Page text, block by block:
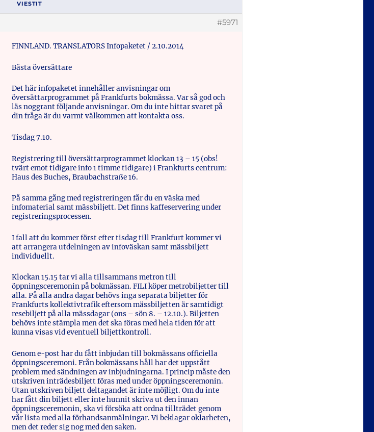
VIESTIT
#5971
FINNLAND. TRANSLATORS Infopaketet / 2.10.2014
Bästa översättare
Det här infopaketet innehåller anvisningar om
översättarprogrammet på Frankfurts bokmässa. Var så god och
läs noggrant följande anvisningar. Om du inte hittar svaret på
din fråga är du varmt välkommen att kontakta oss.
Tisdag 7.10.
Registrering till översättarprogrammet klockan 13 – 15 (obs!
tvärt emot tidigare info 1 timme tidigare) i Frankfurts centrum:
Haus des Buches, Braubachstraße 16.
På samma gång med registreringen får du en väska med
infomaterial samt mässbiljett. Det finns kaffeservering under
registreringsprocessen.
I fall att du kommer först efter tisdag till Frankfurt kommer vi
att arrangera utdelningen av infoväskan samt mässbiljett
individuellt.
Klockan 15.15 tar vi alla tillsammans metron till
öppningsceremonin på bokmässan. FILI köper metrobiljetter till
alla. På alla andra dagar behövs inga separata biljetter för
Frankfurts kollektivtrafik eftersom mässbiljetten är samtidigt
resebiljett på alla mässdagar (ons – sön 8. – 12.10.). Biljetten
behövs inte stämpla men det ska föras med hela tiden för att
kunna visas vid eventuell biljettkontroll.
Genom e-post har du fått inbjudan till bokmässans officiella
öppningsceremoni. Från bokmässans håll har det uppstått
problem med sändningen av inbjudningarna. I princip måste den
utskriven inträdesbiljett föras med under öppningsceremonin.
Utan utskriven biljett deltagandet är inte möjligt. Om du inte
har fått din biljett eller inte hunnit skriva ut den innan
öppningsceremonin, ska vi försöka att ordna tillträdet genom
vår lista med alla förhandsanmälningar. Vi beklagar oklarheten,
men det reder sig nog med den saken.